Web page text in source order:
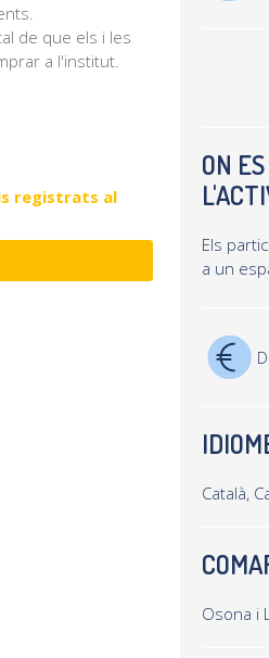
de que els i les
a l'institut.
registrats al
ON
Els
a un
Català,
Osona i